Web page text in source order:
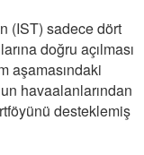
(IST) sadece dört
doğru açılması
aşamasındaki
havaalanlarından
desteklemiş